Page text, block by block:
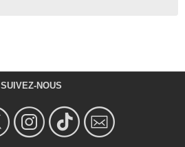
SUIVEZ-NOUS